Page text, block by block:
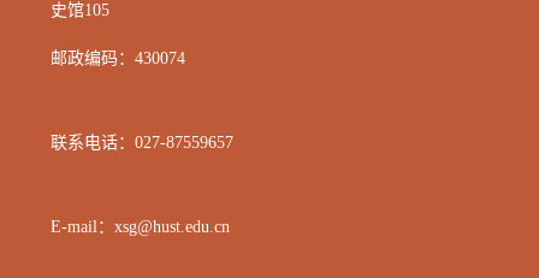
史馆105
邮政编码：430074
联系电话：027-87559657
E-mail：xsg@hust.edu.cn